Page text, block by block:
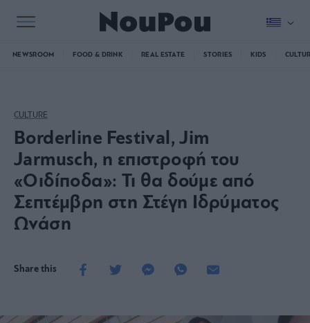
NEWSROOM FOOD & DRINK REAL ESTATE STORIES KIDS
CULTURE
Borderline Festival, Jim
Jarmusch, η επιστροφή του
«Οιδίποδα»: Τι θα δούμε από
Σεπτέμβρη στη Στέγη Ιδρύματος
Ωνάση
Share this